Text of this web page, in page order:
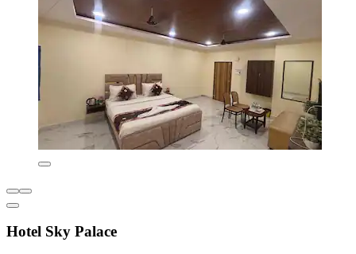
Hotel Sky Palace